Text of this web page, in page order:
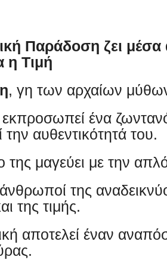
Παράδοση ζει
η Τιμή
, γη των αρχαίων
ένα
την αυθεντικότητά του.
της μαγεύει με την
της
της τιμής.
αποτελεί έναν